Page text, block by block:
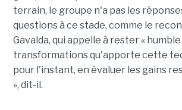
terrain, le groupe n'a pas les
questions à ce stade, comme le
Gavalda, qui appelle à rester « humble
transformations qu'apporte cette
pour l'instant, en évaluer les gains
», dit-il.